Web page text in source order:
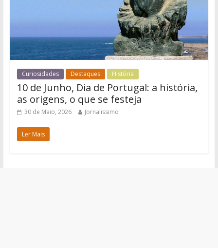
Curiosidades Destaques História
10 de Junho, Dia de Portugal: a história,
as origens, o que se festeja
30 de Maio, 2026 Jornalissimo
Ler Mais